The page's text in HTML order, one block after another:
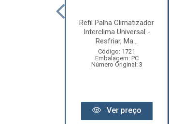
Refil Palha Climatizador
Interclima Universal -
Resfriar, Ma...
Código: 1721
Embalagem: PC
Número Original: 3
Ver preço